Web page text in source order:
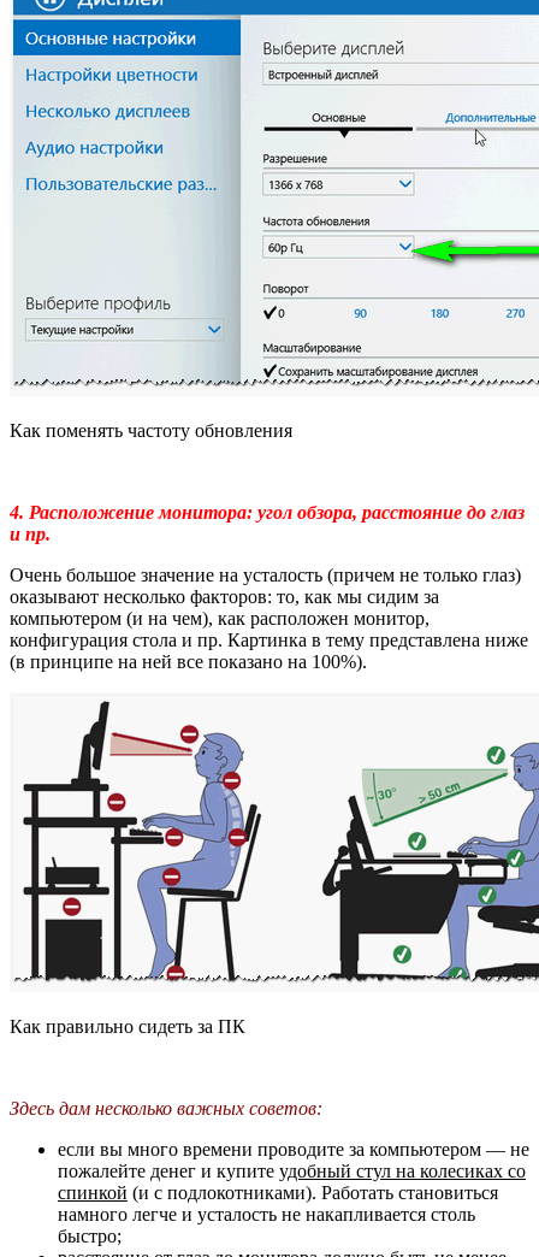
Как поменять частоту обновления
4. Расположение монитора: угол обзора, расстояние до глаз
и пр.
Очень большое значение на усталость (причем не только глаз)
оказывают несколько факторов: то, как мы сидим за
компьютером (и на чем), как расположен монитор,
конфигурация стола и пр. Картинка в тему представлена ниже
(в принципе на ней все показано на 100%).
Как правильно сидеть за ПК
Здесь дам несколько важных советов:
если вы много времени проводите за компьютером — не
пожалейте денег и купите удобный стул на колесиках со
спинкой (и с подлокотниками). Работать становиться
намного легче и усталость не накапливается столь
быстро;